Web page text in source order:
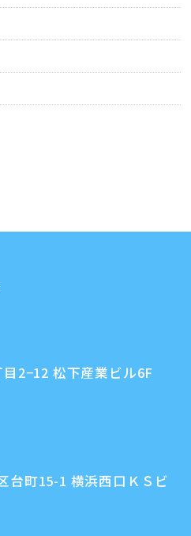
2−12 松下産業ビル6F
台町15-1 横浜西口ＫＳビ